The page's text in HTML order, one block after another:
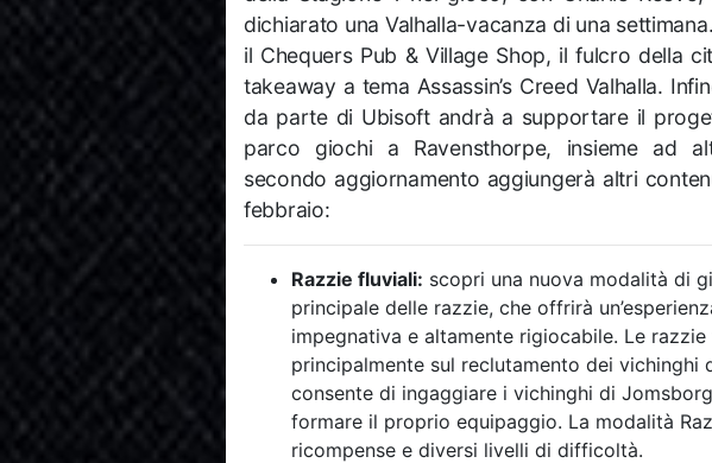
dichiarato una Valhalla-vacanza di una
il Chequers Pub & Village Shop, il fulcro della
takeaway a tema Assassin’s Creed Valhalla.
da parte di Ubisoft andrà a supportare il
parco giochi a Ravensthorpe, insieme ad
secondo aggiornamento aggiungerà altri
febbraio:
Razzie fluviali: scopri una nuova modalità di
principale delle razzie, che offrirà
impegnativa e altamente rigiocabile. Le
principalmente sul reclutamento dei vichinghi
consente di ingaggiare i vichinghi di
formare il proprio equipaggio. La modalità
ricompense e diversi livelli di difficoltà.